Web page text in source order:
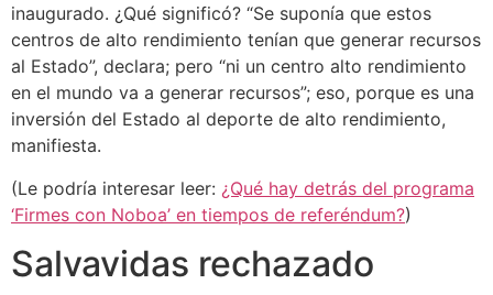
inaugurado. ¿Qué significó? “Se suponía que estos
centros de alto rendimiento tenían que generar recursos
al Estado”, declara; pero “ni un centro alto rendimiento
en el mundo va a generar recursos”; eso, porque es una
inversión del Estado al deporte de alto rendimiento,
manifiesta.
(Le podría interesar leer: ¿Qué hay detrás del programa
‘Firmes con Noboa’ en tiempos de referéndum?)
Salvavidas rechazado